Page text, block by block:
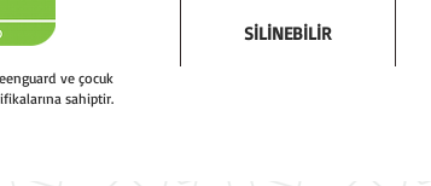
SİLİNEBİLİR
ve çocuk
sahiptir.